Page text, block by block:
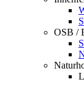
OSB /